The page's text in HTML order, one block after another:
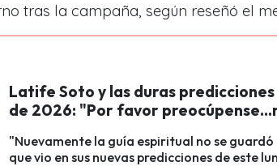
tras la campaña, según reseñó el
Latife Soto y las duras
de 2026: "Por favor
"Nuevamente la guía espiritual no se
que vio en sus nuevas predicciones de este